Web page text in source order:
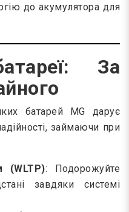
до акумулятора для
За
батарей MG дарує
займаючи при
(WLTP): Подорожуйте
завдяки системі